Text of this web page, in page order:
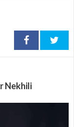
Nekhili